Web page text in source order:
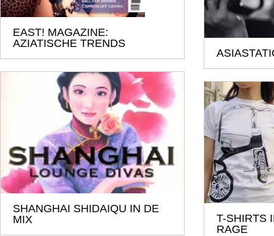
EAST! MAGAZINE:
AZIATISCHE TRENDS
SHANGHAI SHIDAIQU IN DE
MIX
T-SHIRTS
RAGE